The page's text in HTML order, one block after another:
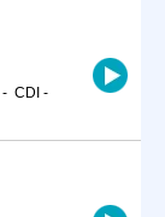
- CDI -